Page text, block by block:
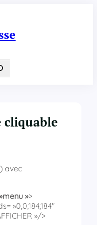
cliquable
avec
»>
»0,0,184,184″
»/>